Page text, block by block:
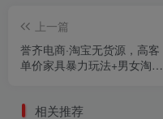
上一篇
誉齐电商·淘宝无货源，高客
单价家具暴力玩法+男女淘宝
相关推荐